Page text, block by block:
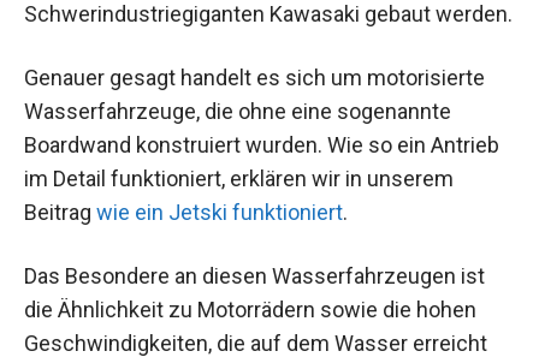
Schwerindustriegiganten Kawasaki gebaut werden.
Genauer gesagt handelt es sich um motorisierte
Wasserfahrzeuge, die ohne eine sogenannte
Boardwand konstruiert wurden. Wie so ein Antrieb
im Detail funktioniert, erklären wir in unserem
Beitrag wie ein Jetski funktioniert.
Das Besondere an diesen Wasserfahrzeugen ist
die Ähnlichkeit zu Motorrädern sowie die hohen
Geschwindigkeiten, die auf dem Wasser erreicht